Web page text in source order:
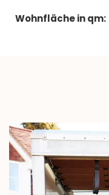
Wohnfläche in qm: